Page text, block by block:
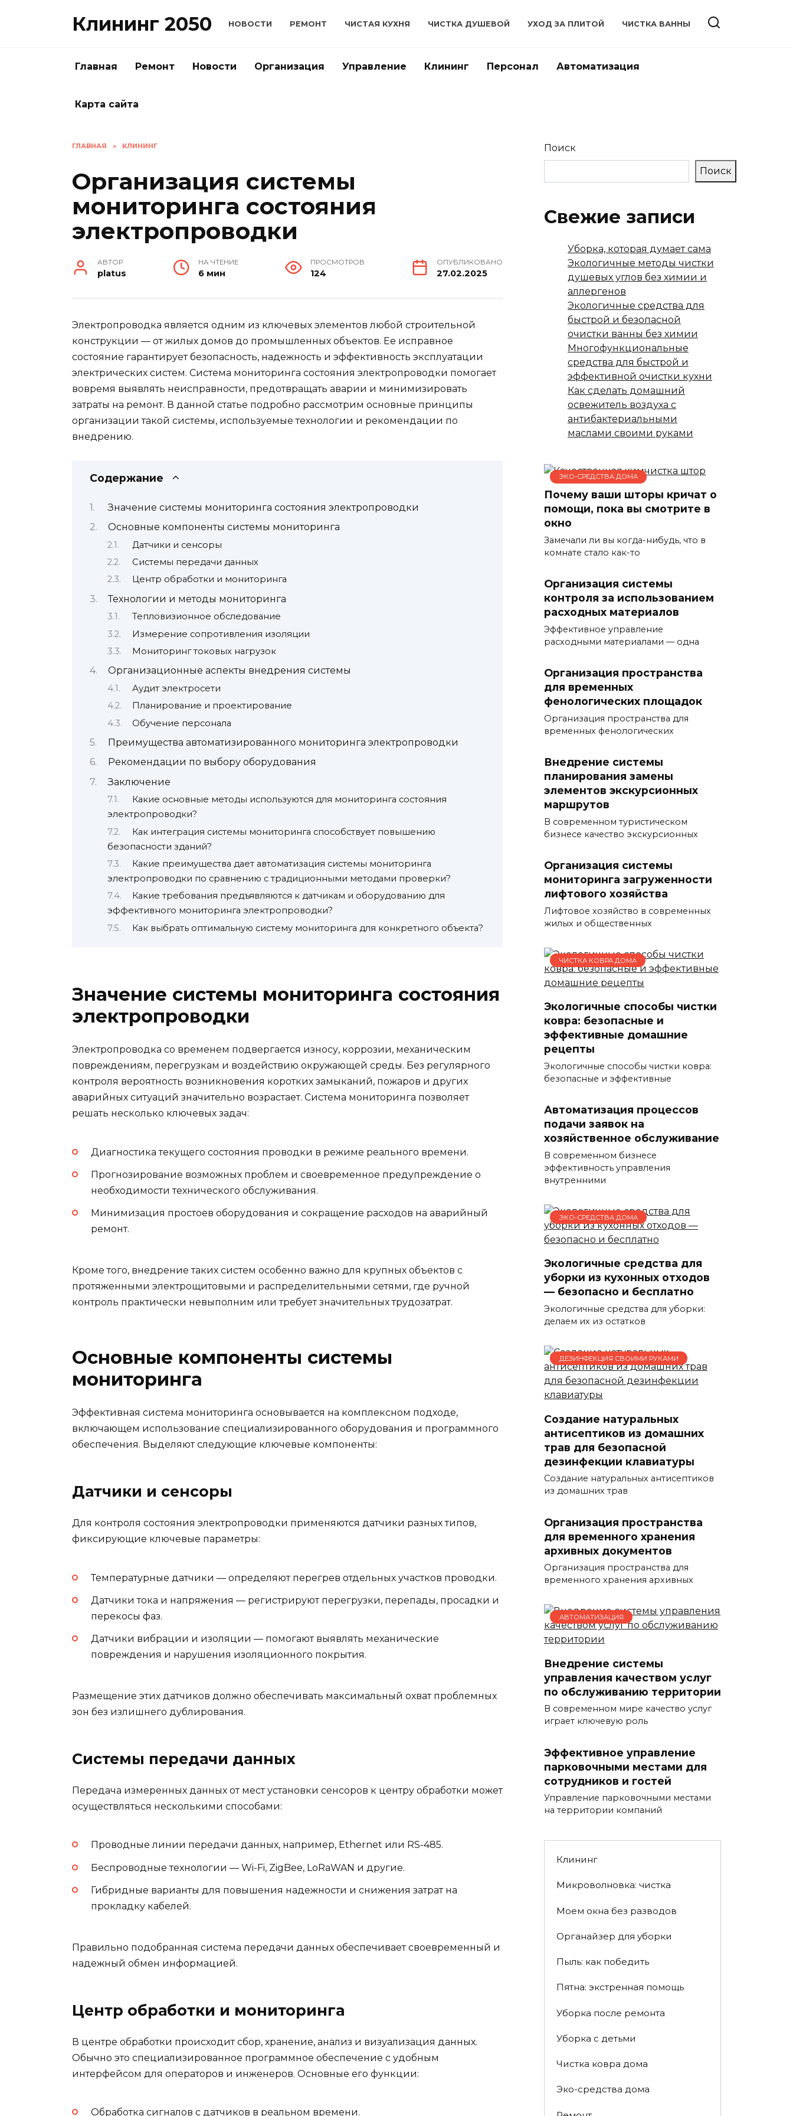
Клининг 2050 НОВОСТИ РЕМОНТ ЧИСТАЯ КУХНЯ ЧИСТКА ДУШЕВОЙ УХОД ЗА ПЛИТОЙ ЧИСТКА ВАННЫ
Главная Ремонт Новости Организация Управление Клининг Персонал Автоматизация
Карта сайта
ГЛАВНАЯ » КЛИНИНГ
Организация системы
мониторинга состояния
электропроводки
АВТОР
platus
НА ЧТЕНИЕ
6 мин
ПРОСМОТРОВ
124
ОПУБЛИКОВАНО
27.02.2025
Электропроводка является одним из ключевых элементов любой строительной
конструкции — от жилых домов до промышленных объектов. Ее исправное
состояние гарантирует безопасность, надежность и эффективность эксплуатации
электрических систем. Система мониторинга состояния электропроводки помогает
вовремя выявлять неисправности, предотвращать аварии и минимизировать
затраты на ремонт. В данной статье подробно рассмотрим основные принципы
организации такой системы, используемые технологии и рекомендации по
внедрению.
Содержание
Значение системы мониторинга состояния электропроводки
Основные компоненты системы мониторинга
Датчики и сенсоры
Системы передачи данных
Центр обработки и мониторинга
Технологии и методы мониторинга
Тепловизионное обследование
Измерение сопротивления изоляции
Мониторинг токовых нагрузок
Организационные аспекты внедрения системы
Аудит электросети
Планирование и проектирование
Обучение персонала
Преимущества автоматизированного мониторинга электропроводки
Рекомендации по выбору оборудования
Заключение
Какие основные методы используются для мониторинга состояния
электропроводки?
Как интеграция системы мониторинга способствует повышению
безопасности зданий?
Какие преимущества дает автоматизация системы мониторинга
электропроводки по сравнению с традиционными методами проверки?
Какие требования предъявляются к датчикам и оборудованию для
эффективного мониторинга электропроводки?
Как выбрать оптимальную систему мониторинга для конкретного объекта?
Значение системы мониторинга состояния
электропроводки
Электропроводка со временем подвергается износу, коррозии, механическим
повреждениям, перегрузкам и воздействию окружающей среды. Без регулярного
контроля вероятность возникновения коротких замыканий, пожаров и других
аварийных ситуаций значительно возрастает. Система мониторинга позволяет
решать несколько ключевых задач:
Диагностика текущего состояния проводки в режиме реального времени.
Прогнозирование возможных проблем и своевременное предупреждение о
необходимости технического обслуживания.
Минимизация простоев оборудования и сокращение расходов на аварийный
ремонт.
Кроме того, внедрение таких систем особенно важно для крупных объектов с
протяженными электрощитовыми и распределительными сетями, где ручной
контроль практически невыполним или требует значительных трудозатрат.
Основные компоненты системы
мониторинга
Эффективная система мониторинга основывается на комплексном подходе,
включающем использование специализированного оборудования и программного
обеспечения. Выделяют следующие ключевые компоненты:
Датчики и сенсоры
Для контроля состояния электропроводки применяются датчики разных типов,
фиксирующие ключевые параметры:
Температурные датчики — определяют перегрев отдельных участков проводки.
Датчики тока и напряжения — регистрируют перегрузки, перепады, просадки и
перекосы фаз.
Датчики вибрации и изоляции — помогают выявлять механические
повреждения и нарушения изоляционного покрытия.
Размещение этих датчиков должно обеспечивать максимальный охват проблемных
зон без излишнего дублирования.
Системы передачи данных
Передача измеренных данных от мест установки сенсоров к центру обработки может
осуществляться несколькими способами:
Проводные линии передачи данных, например, Ethernet или RS-485.
Беспроводные технологии — Wi-Fi, ZigBee, LoRaWAN и другие.
Гибридные варианты для повышения надежности и снижения затрат на
прокладку кабелей.
Правильно подобранная система передачи данных обеспечивает своевременный и
надежный обмен информацией.
Центр обработки и мониторинга
В центре обработки происходит сбор, хранение, анализ и визуализация данных.
Обычно это специализированное программное обеспечение с удобным
интерфейсом для операторов и инженеров. Основные его функции:
Обработка сигналов с датчиков в реальном времени.
Поиск
Поиск
Свежие записи
Уборка, которая думает сама
Экологичные методы чистки
душевых углов без химии и
аллергенов
Экологичные средства для
быстрой и безопасной
очистки ванны без химии
Многофункциональные
средства для быстрой и
эффективной очистки кухни
Как сделать домашний
освежитель воздуха с
антибактериальными
маслами своими руками
ЭКО-СРЕДСТВА ДОМА
Почему ваши шторы кричат о
помощи, пока вы смотрите в
окно
Замечали ли вы когда-нибудь, что в
комнате стало как-то
Организация системы
контроля за использованием
расходных материалов
Эффективное управление
расходными материалами — одна
Организация пространства
для временных
фенологических площадок
Организация пространства для
временных фенологических
Внедрение системы
планирования замены
элементов экскурсионных
маршрутов
В современном туристическом
бизнесе качество экскурсионных
Организация системы
мониторинга загруженности
лифтового хозяйства
Лифтовое хозяйство в современных
жилых и общественных
ЧИСТКА КОВРА ДОМА
Экологичные способы чистки
ковра: безопасные и
эффективные домашние
рецепты
Экологичные способы чистки ковра:
безопасные и эффективные
Автоматизация процессов
подачи заявок на
хозяйственное обслуживание
В современном бизнесе
эффективность управления
внутренними
ЭКО-СРЕДСТВА ДОМА
Экологичные средства для
уборки из кухонных отходов
— безопасно и бесплатно
Экологичные средства для уборки:
делаем их из остатков
ДЕЗИНФЕКЦИЯ СВОИМИ РУКАМИ
Создание натуральных
антисептиков из домашних
трав для безопасной
дезинфекции клавиатуры
Создание натуральных антисептиков
из домашних трав
Организация пространства
для временного хранения
архивных документов
Организация пространства для
временного хранения архивных
АВТОМАТИЗАЦИЯ
Внедрение системы
управления качеством услуг
по обслуживанию территории
В современном мире качество услуг
играет ключевую роль
Эффективное управление
парковочными местами для
сотрудников и гостей
Управление парковочными местами
на территории компаний
Клининг
Микроволновка: чистка
Моем окна без разводов
Органайзер для уборки
Пыль: как победить
Пятна: экстренная помощь
Уборка после ремонта
Уборка с детьми
Чистка ковра дома
Эко-средства дома